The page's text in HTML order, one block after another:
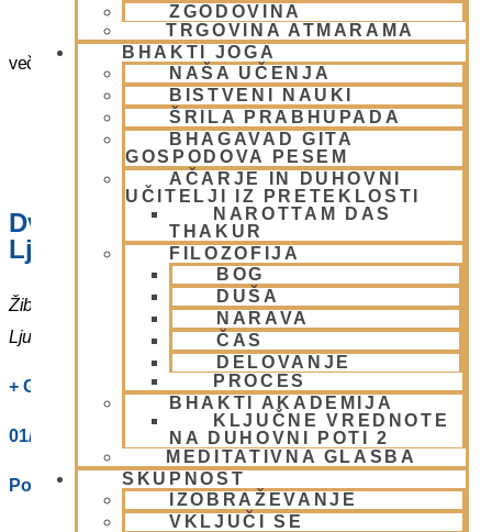
ZGODOVINA
TRGOVINA ATMARAMA
BHAKTI JOGA
NAŠA UČENJA
BISTVENI NAUKI
ŠRILA PRABHUPADA
BHAGAVAD GITA
GOSPODOVA PESEM
AČARJE IN DUHOVNI
UČITELJI IZ PRETEKLOSTI
NAROTTAM DAS
THAKUR
FILOZOFIJA
BOG
DUŠA
NARAVA
ČAS
DELOVANJE
PROCES
BHAKTI AKADEMIJA
KLJUČNE VREDNOTE
NA DUHOVNI POTI 2
MEDITATIVNA GLASBA
SKUPNOST
IZOBRAŽEVANJE
VKLJUČI SE
več info na spodnji povezavi
NEDELJSKO SREČANJE
Dvorana – Center Hare Krišna v
Ljubljani
Žibertova 27
Ljubljana
Slovenia
+ Google Zemljevidi
01/ 4312319
Poglej Prizorišče spletno stran